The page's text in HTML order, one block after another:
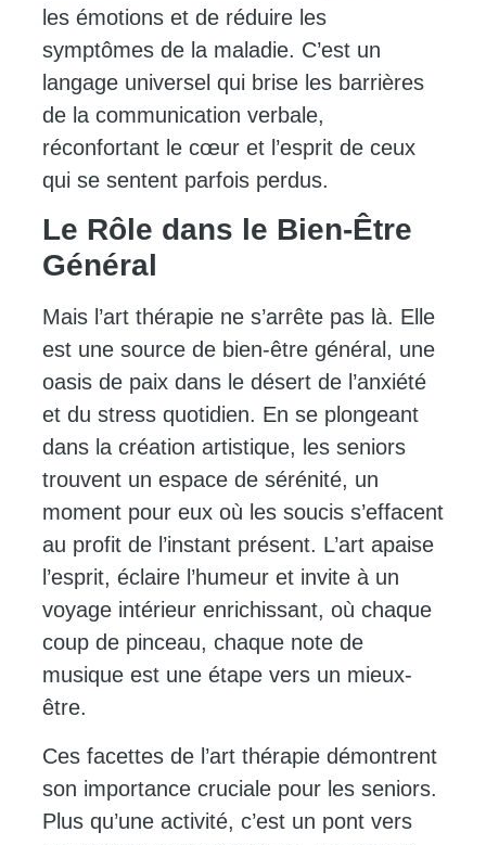
les émotions et de réduire les
symptômes de la maladie. C’est un
langage universel qui brise les barrières
de la communication verbale,
réconfortant le cœur et l’esprit de ceux
qui se sentent parfois perdus.
Le Rôle dans le Bien-Être
Général
Mais l’art thérapie ne s’arrête pas là. Elle
est une source de bien-être général, une
oasis de paix dans le désert de l’anxiété
et du stress quotidien. En se plongeant
dans la création artistique, les seniors
trouvent un espace de sérénité, un
moment pour eux où les soucis s’effacent
au profit de l’instant présent. L’art apaise
l’esprit, éclaire l’humeur et invite à un
voyage intérieur enrichissant, où chaque
coup de pinceau, chaque note de
musique est une étape vers un mieux-
être.
Ces facettes de l’art thérapie démontrent
son importance cruciale pour les seniors.
Plus qu’une activité, c’est un pont vers